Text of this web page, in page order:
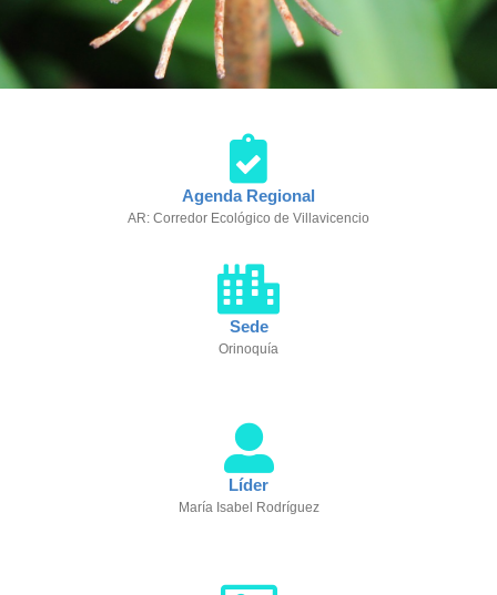
Agenda Regional
AR: Corredor Ecológico de Villavicencio
Sede
Orinoquía
Líder
María Isabel Rodríguez